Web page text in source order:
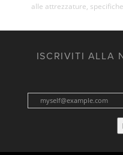
alle attrezzature,
ISCRIVITI ALLA